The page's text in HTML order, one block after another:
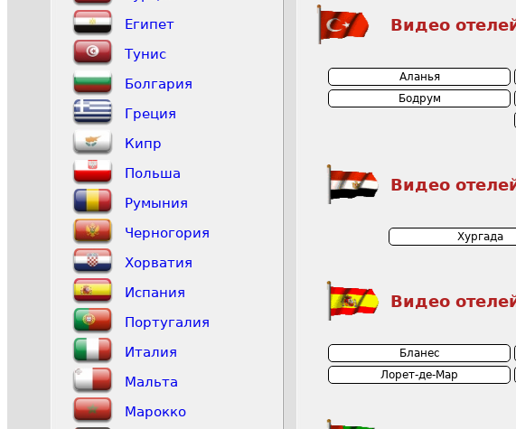
Видео
Аланья
Бодрум
Видео
Хургада
Видео
Бланес
Лорет-де-Мар
Египет
Тунис
Болгария
Греция
Кипр
Польша
Румыния
Черногория
Хорватия
Испания
Португалия
Италия
Мальта
Марокко